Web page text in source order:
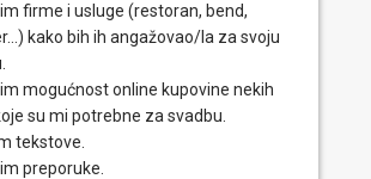
firme i usluge (restoran, bend,
kako bih ih angažovao/la za svoju
mogućnost online kupovine nekih
su mi potrebne za svadbu.
tekstove.
preporuke.